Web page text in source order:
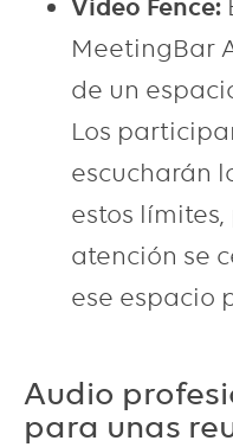
Video Fence:
MeetingBar
de un
Los
escucharán
estos
atención se
ese espacio
Audio
para unas